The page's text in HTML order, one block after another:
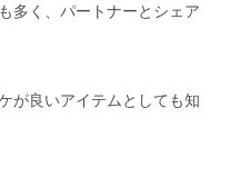
多く、パートナーとシェア
が良いアイテムとしても知